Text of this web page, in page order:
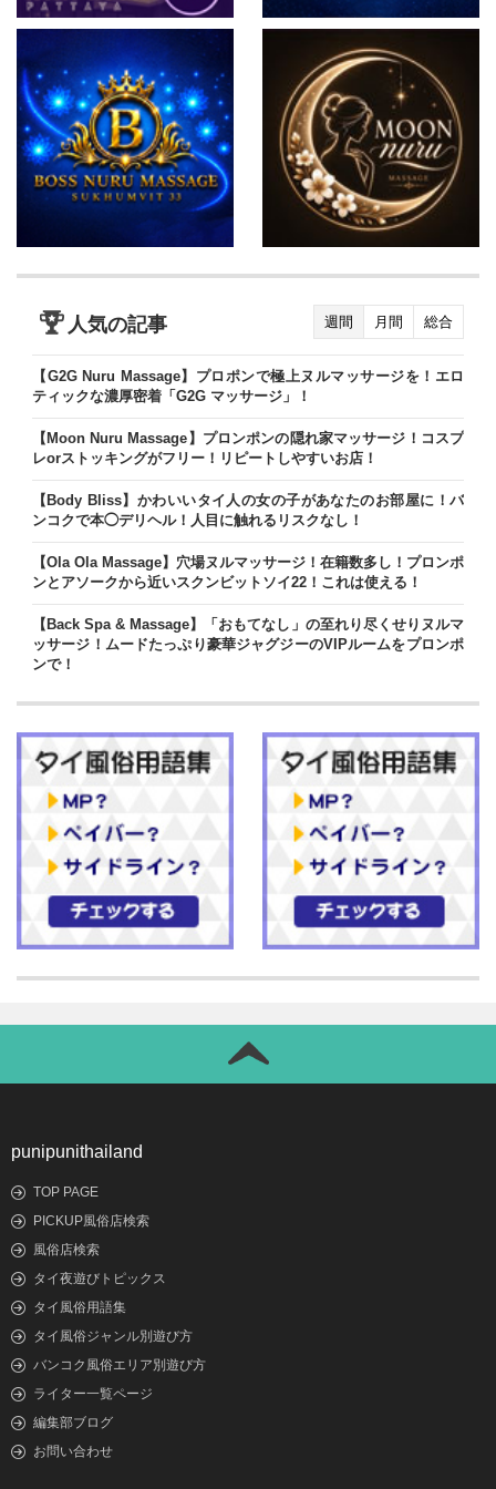
人気の記事 週間 月間 総合
【G2G Nuru Massage】プロポンで極上ヌルマッサージを！エロ
ティックな濃厚密着「G2G マッサージ」！
【Moon Nuru Massage】プロンポンの隠れ家マッサージ！コスプ
レorストッキングがフリー！リピートしやすいお店！
【Body Bliss】かわいいタイ人の女の子があなたのお部屋に！バ
ンコクで本◯デリヘル！人目に触れるリスクなし！
【Ola Ola Massage】穴場ヌルマッサージ！在籍数多し！プロンポ
ンとアソークから近いスクンビットソイ22！これは使える！
【Back Spa & Massage】「おもてなし」の至れり尽くせりヌルマ
ッサージ！ムードたっぷり豪華ジャグジーのVIPルームをプロンポ
ンで！
punipunithailand
TOP PAGE
PICKUP風俗店検索
風俗店検索
タイ夜遊びトピックス
タイ風俗用語集
タイ風俗ジャンル別遊び方
バンコク風俗エリア別遊び方
ライター一覧ページ
編集部ブログ
お問い合わせ